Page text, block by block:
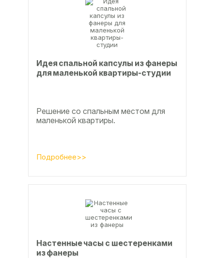
Идея спальной капсулы из фанеры
для маленькой квартиры-студии
Решение со спальным местом для
маленькой квартиры.
Подробнее>>
Настенные часы с шестеренками
из фанеры